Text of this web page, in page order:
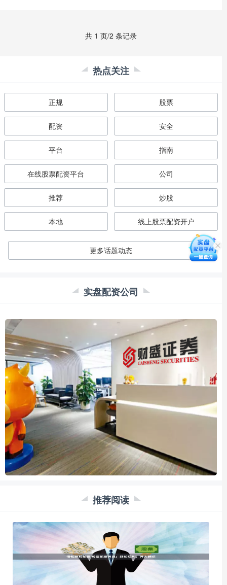
共 1 页/2 条记录
热点关注
正规 股票
配资 安全
平台 指南
在线股票配资平台 公司
推荐 炒股
本地 线上股票配资开户
更多话题动态
实盘配资公司
推荐阅读